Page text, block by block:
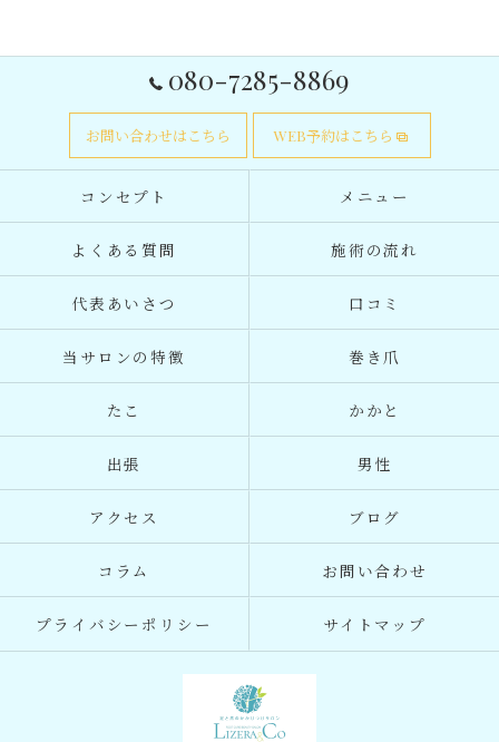
080-7285-8869
お問い合わせはこちら WEB予約はこちら
コンセプト メニュー
よくある質問 施術の流れ
代表あいさつ 口コミ
当サロンの特徴 巻き爪
たこ かかと
出張 男性
アクセス ブログ
コラム お問い合わせ
プライバシーポリシー サイトマップ